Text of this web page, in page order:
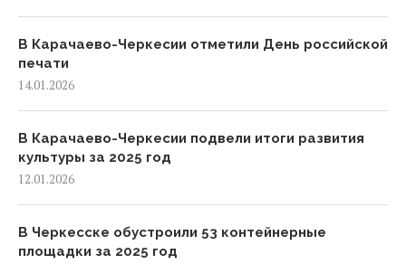
В Карачаево-Черкесии отметили День российской
печати
14.01.2026
В Карачаево-Черкесии подвели итоги развития
культуры за 2025 год
12.01.2026
В Черкесске обустроили 53 контейнерные
площадки за 2025 год